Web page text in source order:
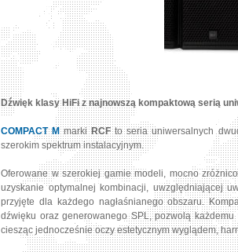
Dźwięk klasy HiFi z najnowszą kompaktową serią
COMPACT M markiRCFto seria uniwersalnych
szerokim spektrum instalacyjnym.
Oferowane w szerokiej gamie modeli, mocno
uzyskanie optymalnej kombinacji, uwzględniającej
przyjęte dla każdego nagłaśnianego obszaru.
dźwięku oraz generowanego SPL, pozwolą
ciesząc jednocześnie oczy estetycznym wyglądem,